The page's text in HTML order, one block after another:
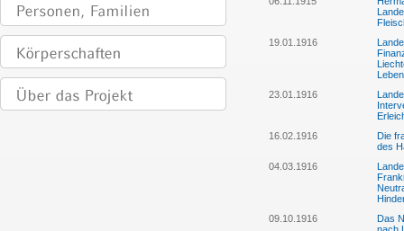
19.01.1916
23.01.1916
16.02.1916
Die
des
04.03.1916
09.10.1916
Das